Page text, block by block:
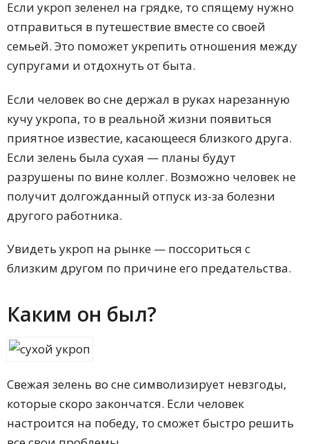
Если укроп зеленел на грядке, то спящему нужно
отправиться в путешествие вместе со своей
семьей. Это поможет укрепить отношения между
супругами и отдохнуть от быта.
Если человек во сне держал в руках нарезанную
кучу укропа, то в реальной жизни появиться
приятное известие, касающееся близкого друга.
Если зелень была сухая — планы будут
разрушены по вине коллег. Возможно человек не
получит долгожданный отпуск из-за болезни
другого работника.
Увидеть укроп на рынке — поссориться с
близким другом по причине его предательства.
Каким он был?
Свежая зелень во сне символизирует невзгоды,
которые скоро закончатся. Если человек
настроится на победу, то сможет быстро решить